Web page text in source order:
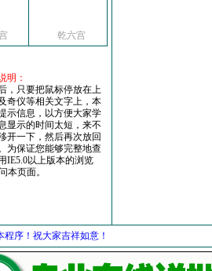
乾六宫
明：
，只要把鼠标停放在上
奇仪等相关文字上，本
示信息，以方便大家学
显示的时间太短，来不
开一下，然后再次放回
为保证您能够完整地查
IE5.0以上版本的浏览
本页面。
序！祝大家吉祥如意！